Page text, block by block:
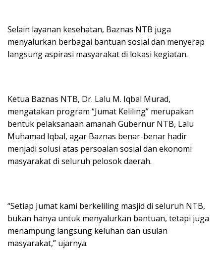
Selain layanan kesehatan, Baznas NTB juga
menyalurkan berbagai bantuan sosial dan menyerap
langsung aspirasi masyarakat di lokasi kegiatan.
Ketua Baznas NTB, Dr. Lalu M. Iqbal Murad,
mengatakan program “Jumat Keliling” merupakan
bentuk pelaksanaan amanah Gubernur NTB, Lalu
Muhamad Iqbal, agar Baznas benar-benar hadir
menjadi solusi atas persoalan sosial dan ekonomi
masyarakat di seluruh pelosok daerah.
“Setiap Jumat kami berkeliling masjid di seluruh NTB,
bukan hanya untuk menyalurkan bantuan, tetapi juga
menampung langsung keluhan dan usulan
masyarakat,” ujarnya.